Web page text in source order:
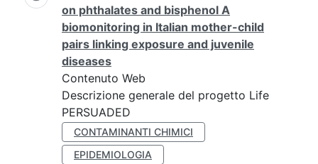
on phthalates and bisphenol A
biomonitoring in Italian mother-child
pairs linking exposure and juvenile
diseases
Contenuto Web
Descrizione generale del progetto Life
PERSUADED
CONTAMINANTI CHIMICI
EPIDEMIOLOGIA